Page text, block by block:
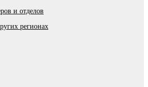
и отделов
регионах